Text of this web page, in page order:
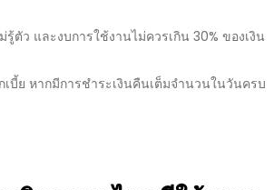
ตัว และงบการใช้งานไม่ควรเกิน 30% ของเงิน
บี้ย หากมีการชำระเงินคืนเต็มจำนวนในวันครบ